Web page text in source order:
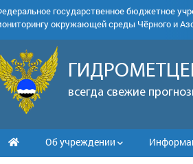
государственное бюджетное
окружающей среды Чёрного и
всегда свежие
Об учреждении